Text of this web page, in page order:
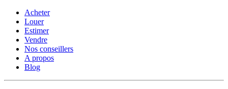
Acheter
Louer
Estimer
Vendre
Nos conseillers
A propos
Blog